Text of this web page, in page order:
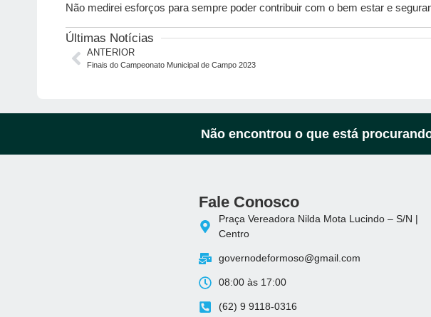
Não medirei esforços para sempre poder contribuir com o bem estar e
Últimas Notícias
ANTERIOR
Finais do Campeonato Municipal de Campo 2023
Não encontrou o que está
Fale Conosco
Praça Vereadora Nilda Mota Lucindo – S/N |
Centro
governodeformoso@gmail.com
08:00 às 17:00
(62) 9 9118-0316